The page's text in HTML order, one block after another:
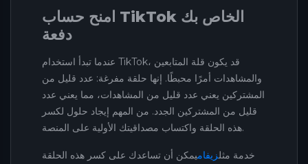
امنح حساب TikTok الخاص بك
دفعة
عندما تبدأ استخدام TikTok، قد يكون قلة المتابعين
والمشاهدات أمرًا محبطًا. إنها حلقة مفرغة: عدد قليل من
المشتركين يعني عدد قليل من المشاهدات، مما يعني عدد
قليل من المشتركين الجدد. من المهم إيجاد حلول لكسر
هذه الحلقة واكتساب مصداقيتك الأولية على المنصة.
خدمة مثلزيفاميمكن أن تساعدك على كسر هذه الحلقة